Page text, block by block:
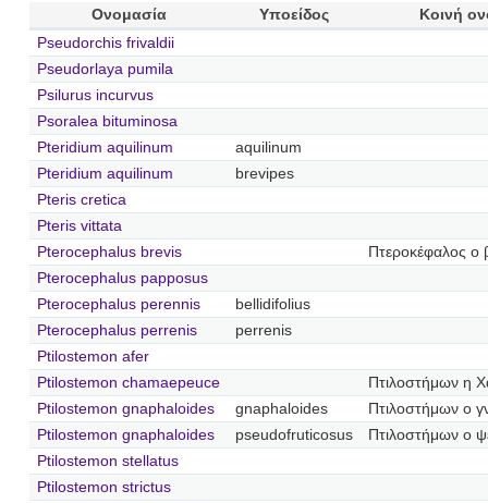
Ονομασία Υποείδος
Κοινή
Pseudorchis frivaldii
Pseudorlaya pumila
Psilurus incurvus
Psoralea bituminosa
Pteridium aquilinum
aquilinum
Pteridium aquilinum
brevipes
Pteris cretica
Pteris vittata
Pterocephalus brevis
Πτεροκέφαλος ο
Pterocephalus papposus
Pterocephalus perennis
bellidifolius
Pterocephalus perrenis
perrenis
Ptilostemon afer
Ptilostemon chamaepeuce
Πτιλοστήμων η
Ptilostemon gnaphaloides
gnaphaloides
Πτιλοστήμων ο
Ptilostemon gnaphaloides
pseudofruticosus
Πτιλοστήμων ο
Ptilostemon stellatus
Ptilostemon strictus